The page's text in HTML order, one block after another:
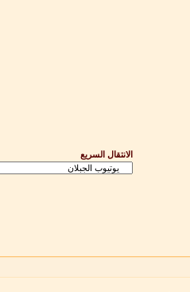
الانتقال السريع